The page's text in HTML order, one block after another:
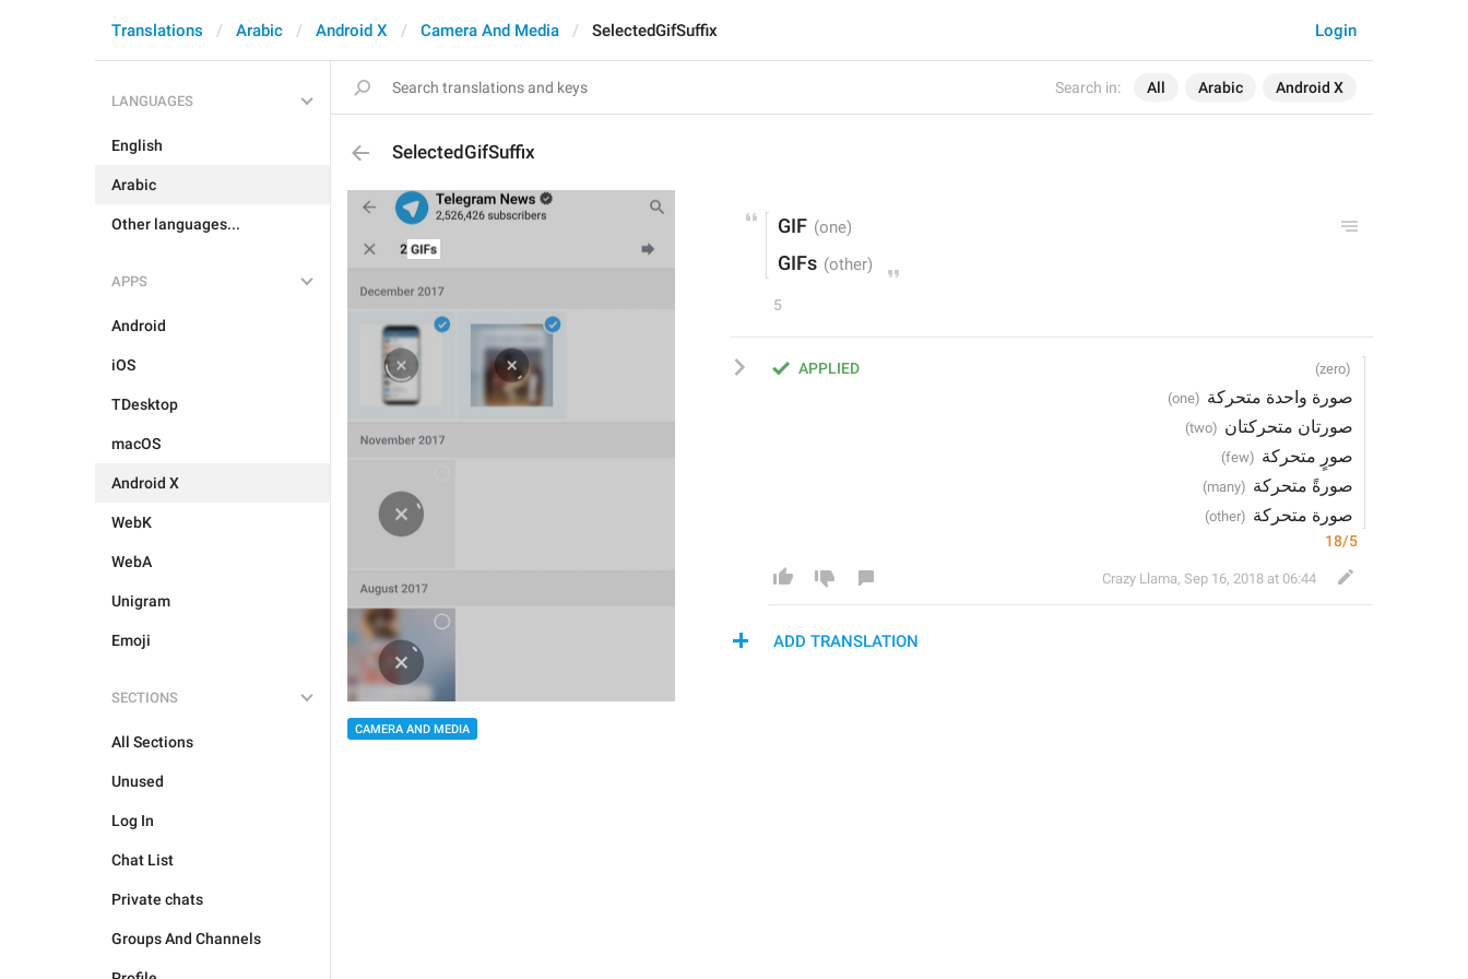
Search in: All Arabic Android X
Login
Translations Arabic Android X Camera And Media SelectedGifSuffix
LANGUAGES
English
Arabic
Other languages...
APPS
Android
iOS
TDesktop
macOS
Android X
WebK
WebA
Unigram
Emoji
SECTIONS
All Sections
Unused
Log In
Chat List
Private chats
Groups And Channels
SelectedGifSuffix
CAMERA AND MEDIA
GIF
GIFs
5
APPLIED
صورة واحدة متحركة
صورتان متحركتان
صورٍ متحركة
صورةً متحركة
صورة متحركة
18/5
Crazy Llama, Sep 16, 2018 at 06:44
ADD TRANSLATION